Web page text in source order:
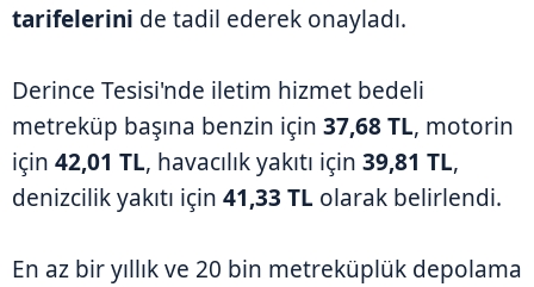
tarifelerini de tadil ederek onayladı.
Derince Tesisi'nde iletim hizmet bedeli
metreküp başına benzin için 37,68 TL, motorin
için 42,01 TL, havacılık yakıtı için 39,81 TL,
denizcilik yakıtı için 41,33 TL olarak belirlendi.
En az bir yıllık ve 20 bin metreküplük depolama